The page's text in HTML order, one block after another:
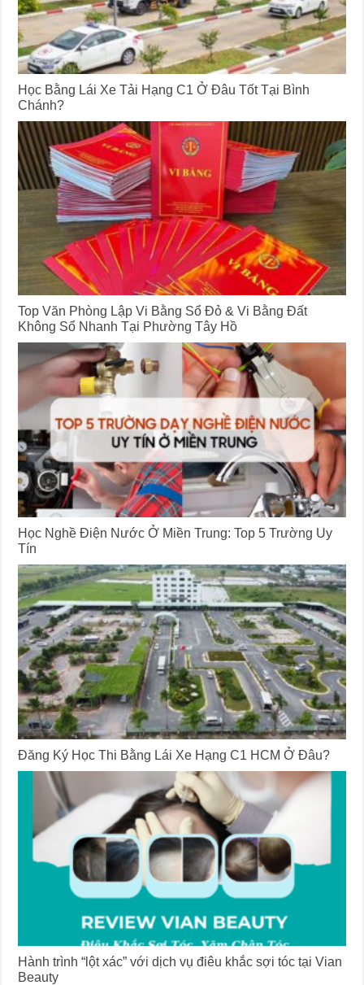
Học Bằng Lái Xe Tải Hạng C1 Ở Đâu Tốt Tại Bình
Chánh?
Top Văn Phòng Lập Vi Bằng Sổ Đỏ & Vi Bằng Đất
Không Sổ Nhanh Tại Phường Tây Hồ
Học Nghề Điện Nước Ở Miền Trung: Top 5 Trường Uy
Tín
Đăng Ký Học Thi Bằng Lái Xe Hạng C1 HCM Ở Đâu?
Hành trình “lột xác” với dịch vụ điêu khắc sợi tóc tại Vian
Beauty